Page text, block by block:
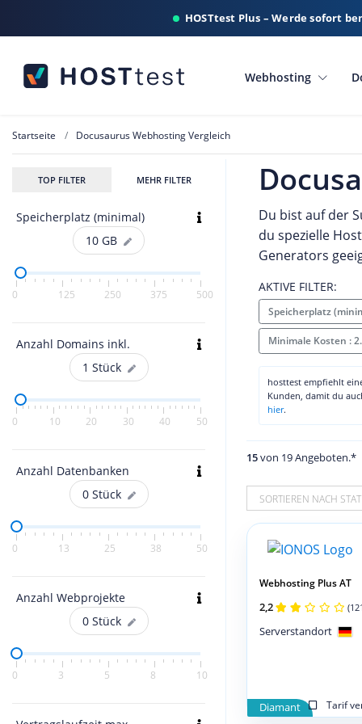
HOSTtest Plus – Werde sofort
Webhosting
Startseite Docusaurus Webhosting Vergleich
TOP FILTER MEHR FILTER
Speicherplatz (minimal)
10 GB
0 125 250 375 500
Anzahl Domains inkl.
1 Stück
0 10 20 30 40 50
Anzahl Datenbanken
0 Stück
0 13 25 38 50
Anzahl Webprojekte
0 Stück
0 3 5 8 10
Du bist auf der
du spezielle
Generators
AKTIVE FILTER:
Speicherplatz
Minimale Kosten :
hosttest empfiehlt
Kunden, damit du
hier.
15von 19 Angeboten.*
SORTIEREN NACH
Diamant Tarif
Webhosting Plus AT
2,2
Serverstandort